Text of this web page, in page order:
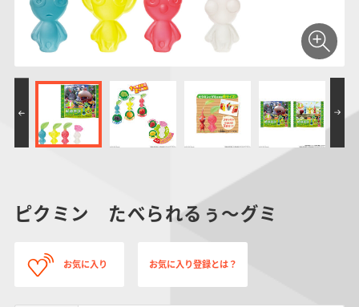
PROJECT R.E.D.・
スーパー戦隊シリー
ズ
ポケットモンスター
サンリオキャラクタ
ーズ
つりグミ SMPシリーズ キャラデコ
ピクミン たべられるぅ～グミ
お気に入り お気に入り登録とは？